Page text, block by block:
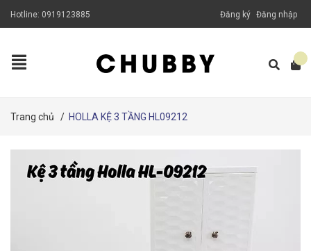
Hotline: 0919123885 Đăng ký Đăng nhập
Trang chủ / HOLLA KỆ 3 TẦNG HL09212